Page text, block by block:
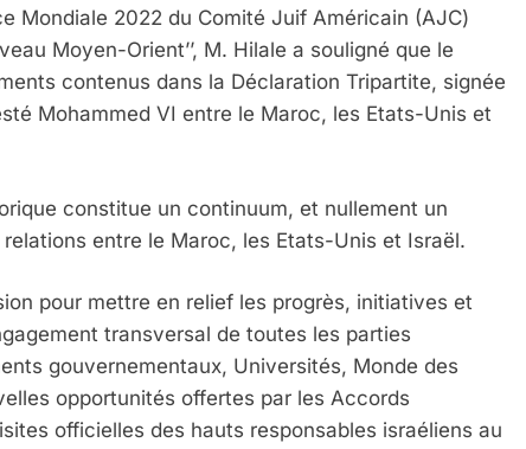
Mondiale 2022 du Comité Juif Américain (AJC)
Moyen-Orient’’, M. Hilale a souligné que le
contenus dans la Déclaration Tripartite, signée
Mohammed VI entre le Maroc, les Etats-Unis et
constitue un continuum, et nullement un
entre le Maroc, les Etats-Unis et Israël.
pour mettre en relief les progrès, initiatives et
transversal de toutes les parties
gouvernementaux, Universités, Monde des
opportunités offertes par les Accords
officielles des hauts responsables israéliens au